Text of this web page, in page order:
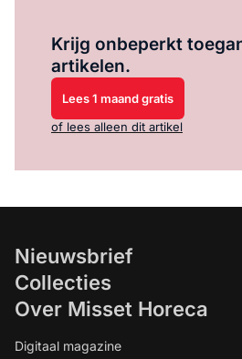
Krijg onbeperkt
artikelen.
Lees 1 maand gratis
of lees alleen dit artikel
Nieuwsbrief
Collecties
Over Misset Horeca
Digitaal magazine